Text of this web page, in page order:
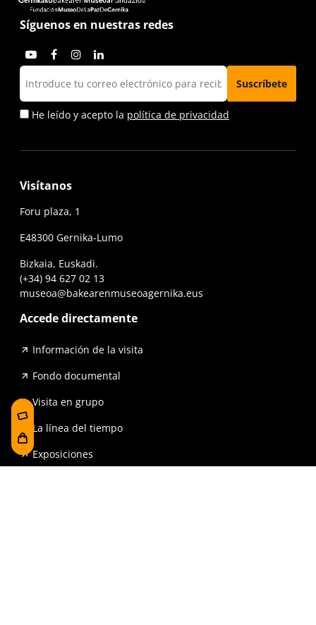
Síguenos en nuestras redes
He leído y acepto la política de privacidad
Visítanos
Foru plaza, 1
E48300 Gernika-Lumo
Bizkaia, Euskadi.
(+34) 94 627 02 13
museoa@bakearenmuseoagernika.eus
Accede directamente
Información de la visita
Fondo documental
Visita en grupo
La línea del tiempo
Exposiciones